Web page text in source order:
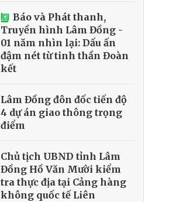
Báo và Phát thanh,
Truyền hình Lâm Đồng -
01 năm nhìn lại: Dấu ấn
đậm nét từ tinh thần Đoàn
kết
Lâm Đồng đôn đốc tiến độ
4 dự án giao thông trọng
điểm
Chủ tịch UBND tỉnh Lâm
Đồng Hồ Văn Mười kiểm
tra thực địa tại Cảng hàng
không quốc tế Liên